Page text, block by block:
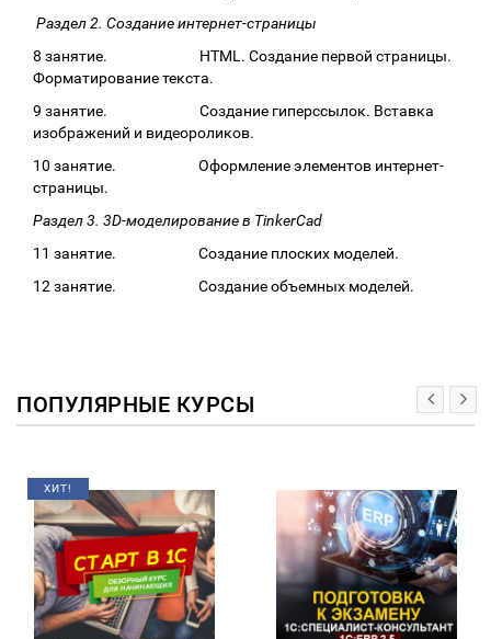
Раздел 2. Создание интернет-страницы
8 занятие. HTML. Создание первой страницы.
Форматирование текста.
9 занятие. Создание гиперссылок. Вставка
изображений и видеороликов.
10 занятие. Оформление элементов интернет-
страницы.
Раздел 3. 3D-моделирование в TinkerCad
11 занятие. Создание плоских моделей.
12 занятие. Создание объемных моделей.
ПОПУЛЯРНЫЕ КУРСЫ
ХИТ!